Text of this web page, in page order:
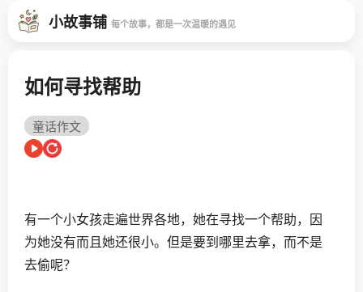
小故事铺 每个故事，都是一次温暖的遇见
如何寻找帮助
童话作文
有一个小女孩走遍世界各地，她在寻找一个帮助，因
为她没有而且她还很小。但是要到哪里去拿，而不是
去偷呢？